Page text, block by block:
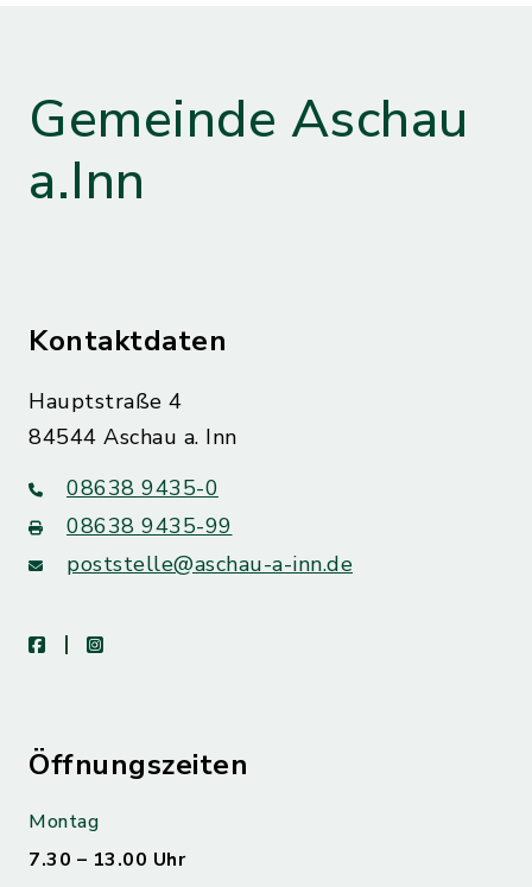
Gemeinde Aschau
a.Inn
Kontaktdaten
Hauptstraße 4
84544 Aschau a. Inn
08638 9435-0
08638 9435-99
poststelle@aschau-a-inn.de
facebookinstagram
Öffnungszeiten
Montag
7.30 – 13.00 Uhr